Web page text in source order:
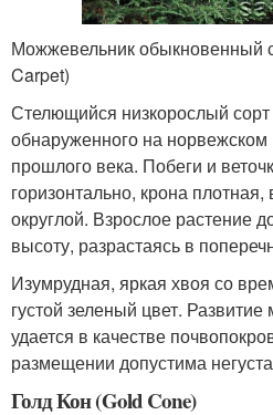
Можжевельник обыкновенный
Carpet)
Стелющийся низкорослый сорт
обнаруженного на
прошлого века. Побеги и
горизонтально, крона
округлой. Взрослое растение
высоту, разрастаясь в
Изумрудная, яркая хвоя со
густой зеленый цвет.
удается в качестве
размещении допустима
Голд Кон (Gold Cone)